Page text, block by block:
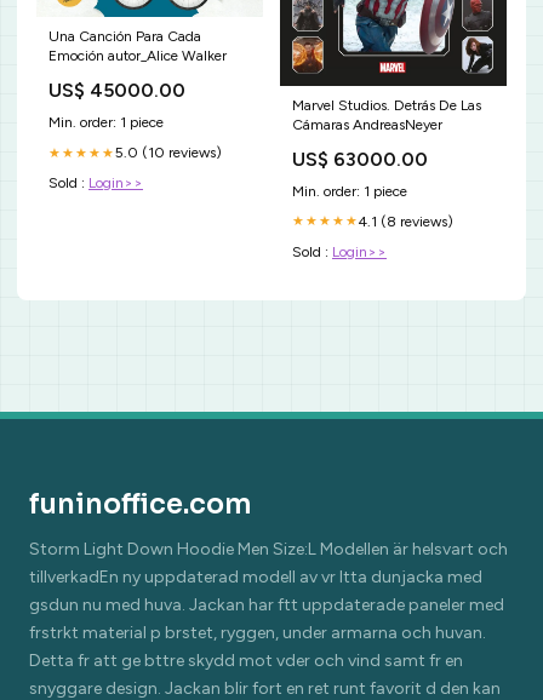
Una Canción Para Cada
Emoción autor_Alice Walker
US$ 45000.00
Min. order: 1 piece
★★★★★5.0 (10 reviews)
Sold : Login>>
Marvel Studios. Detrás De Las
Cámaras AndreasNeyer
US$ 63000.00
Min. order: 1 piece
★★★★★4.1 (8 reviews)
Sold : Login>>
funinoffice.com
Storm Light Down Hoodie Men Size:L Modellen är helsvart och
tillverkadEn ny uppdaterad modell av vr ltta dunjacka med
gsdun nu med huva. Jackan har ftt uppdaterade paneler med
frstrkt material p brstet, ryggen, under armarna och huvan.
Detta fr att ge bttre skydd mot vder och vind samt fr en
snyggare design. Jackan blir fort en ret runt favorit d den kan